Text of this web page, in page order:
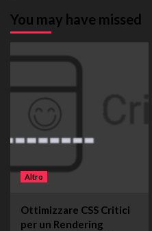
You may have missed
Altro
Ottimizzare CSS Critici
per un Rendering